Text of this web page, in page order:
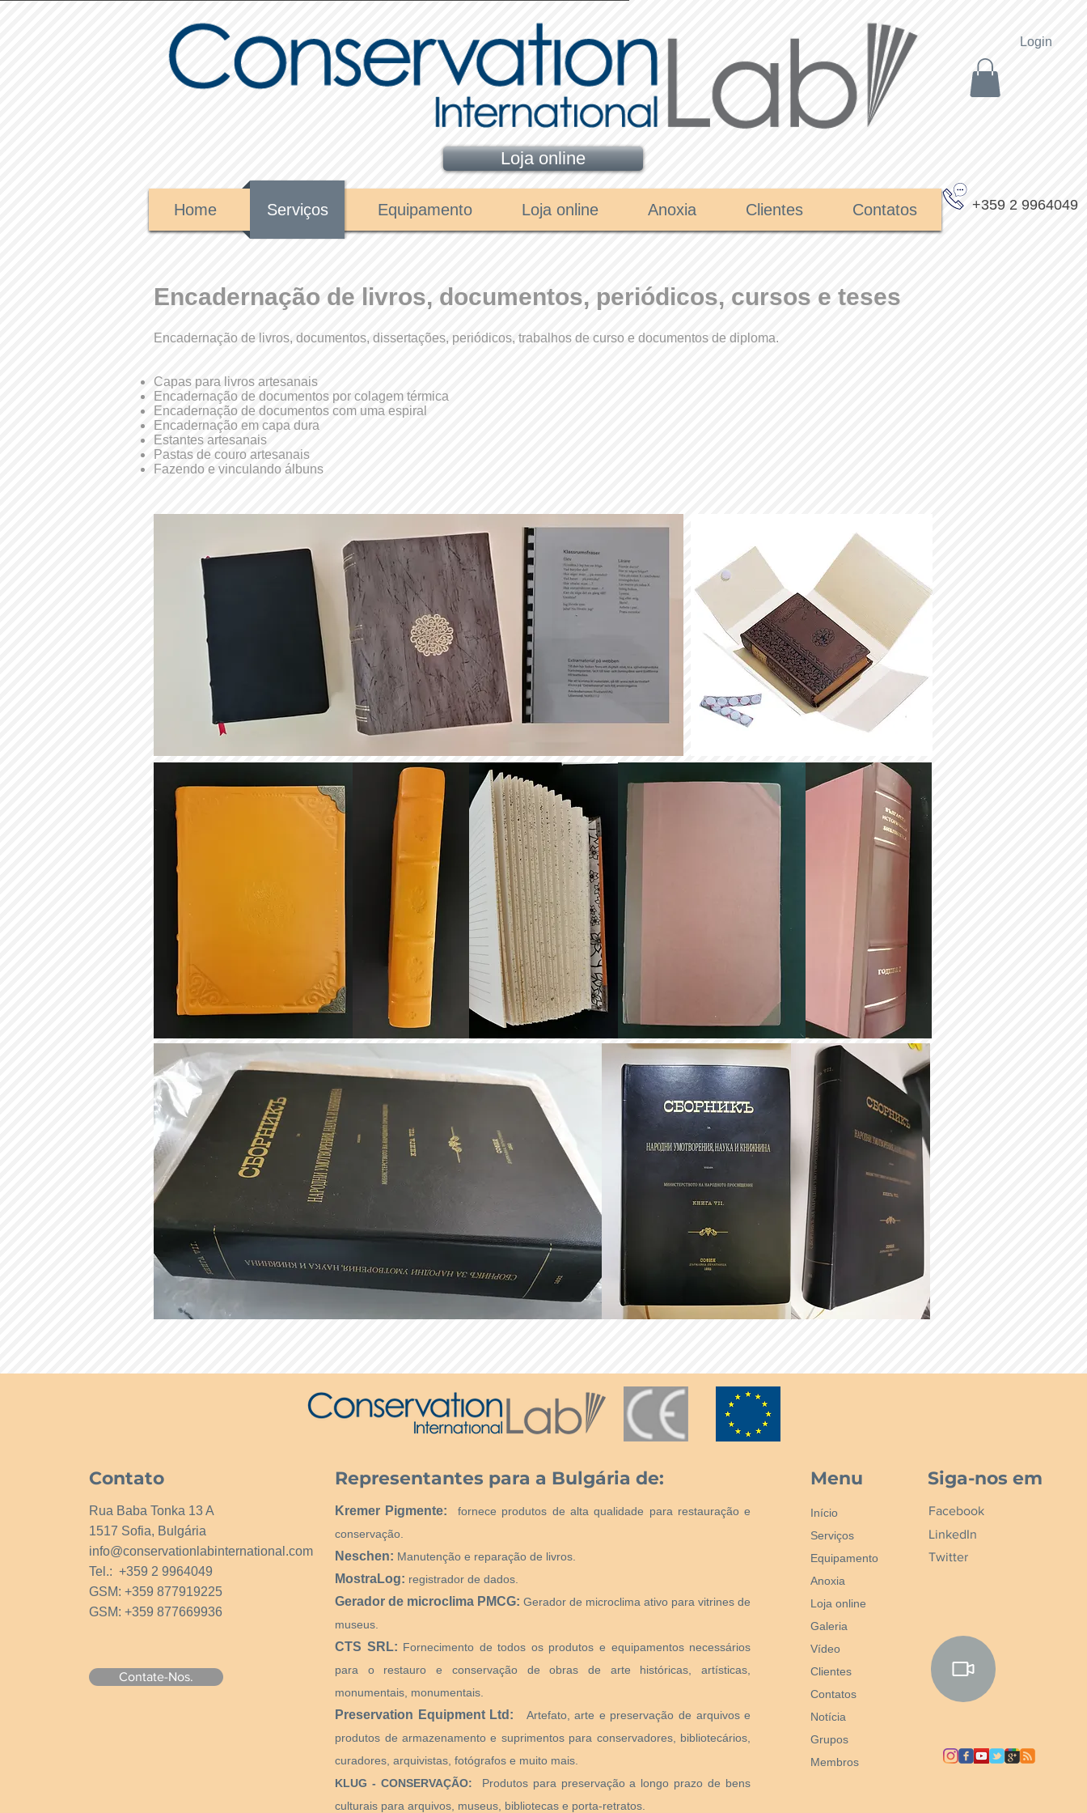
Loja online
Login
Home Serviços Equipamento Loja online Anoxia Clientes Contatos +359 2 9964049
Encadernação de livros, documentos, periódicos, cursos e teses
Encadernação de livros, documentos, dissertações, periódicos, trabalhos de curso e documentos de diploma.
Capas para livros artesanais
Encadernação de documentos por colagem térmica
Encadernação de documentos com uma espiral
Encadernação em capa dura
Estantes artesanais
Pastas de couro artesanais
Fazendo e vinculando álbuns
Contato
Rua Baba Tonka 13 A
1517 Sofia, Bulgária
info@conservationlabinternational.com
Tel.: +359 2 9964049
GSM: +359 877919225
GSM: +359 877669936
Contate-Nos.
Representantes para a Bulgária de:
Kremer Pigmente:
fornece produtos de alta qualidade para restauração e
conservação.
Neschen: Manutenção e reparação de livros.
MostraLog: registrador de dados.
Gerador de microclima PMCG: Gerador de microclima ativo para vitrines de
museus.
CTS SRL: Fornecimento de todos os produtos e equipamentos necessários
para o restauro e conservação de obras de arte históricas, artísticas,
monumentais, monumentais.
Preservation Equipment Ltd:
Artefato, arte e preservação de arquivos e
produtos de armazenamento e suprimentos para conservadores, bibliotecários,
curadores, arquivistas, fotógrafos e muito mais.
KLUG - CONSERVAÇÃO:
Produtos para preservação a longo prazo de bens
culturais para arquivos, museus, bibliotecas e porta-retratos.
Menu
Início
Serviços
Equipamento
Anoxia
Loja online
Galeria
Vídeo
Clientes
Contatos
Notícia
Grupos
Membros
Siga-nos em
Facebook
LinkedIn
Twitter